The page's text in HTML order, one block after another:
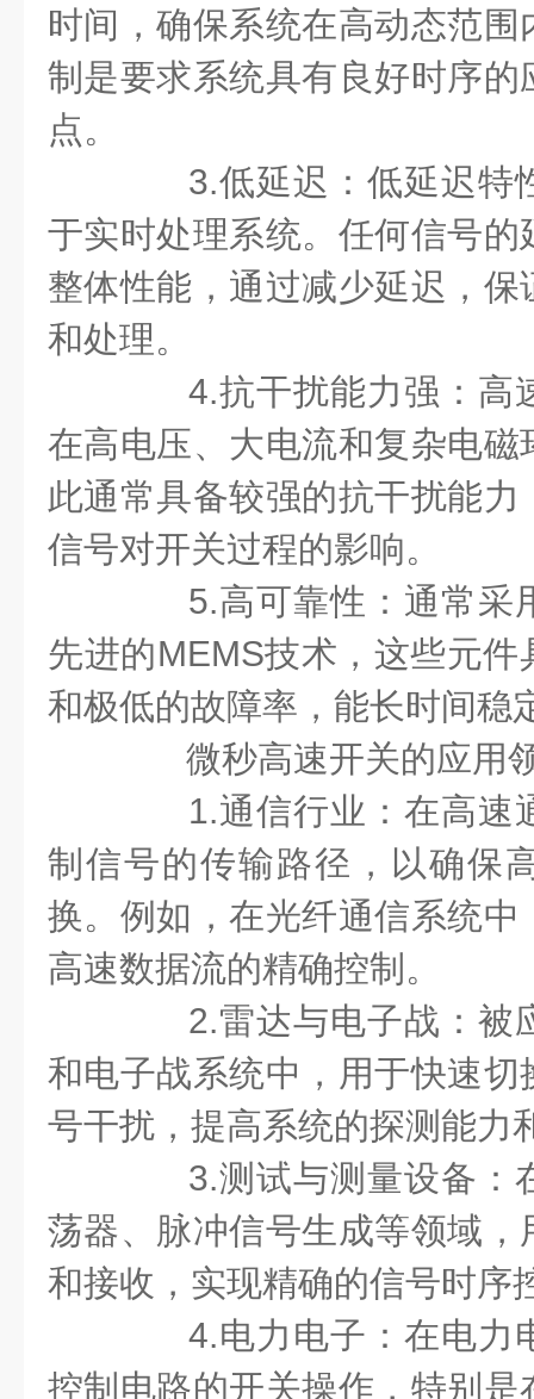
时间，确保系统在高动态范
制是要求系统具有良好时序
点。
3.低延迟：低延迟特
于实时处理系统。任何信号
整体性能，通过减少延迟，
和处理。
4.抗干扰能力强：高
在高电压、大电流和复杂电
此通常具备较强的抗干扰能
信号对开关过程的影响。
5.高可靠性：通常采
先进的MEMS技术，这些元
和极低的故障率，能长时间稳
微秒高速开关的应用
1.通信行业：在高速
制信号的传输路径，以确保
换。例如，在光纤通信系统
高速数据流的精确控制。
2.雷达与电子战：被
和电子战系统中，用于快速
号干扰，提高系统的探测能力
3.测试与测量设备：
荡器、脉冲信号生成等领域
和接收，实现精确的信号时序
4.电力电子：在电力
控制电路的开关操作，特别